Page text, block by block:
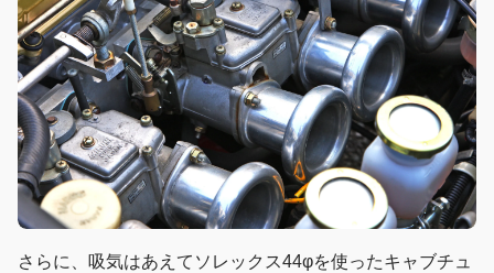
さらに、吸気はあえてソレックス44φを使ったキャブチュ